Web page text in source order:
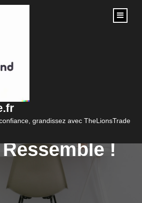
grandissez avec TheLionsTrade
: Optez
le Pull
qui
!